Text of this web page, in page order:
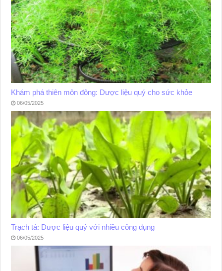
Khám phá thiên môn đông: Dược liệu quý cho sức khỏe
06/05/2025
Trạch tả: Dược liệu quý với nhiều công dụng
06/05/2025